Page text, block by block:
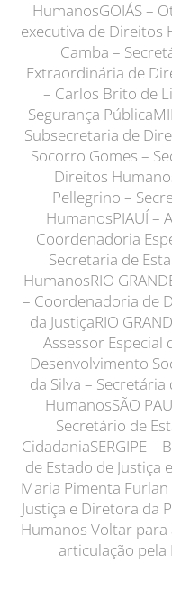
HumanosGOIÁS –
executiva de Direitos
Camba –
Extraordinária de
– Carlos Brito de
Segurança
Subsecretaria de
Socorro Gomes –
Direitos
Pellegrino –
HumanosPIAUÍ –
Coordenadoria
Secretaria de
HumanosRIO
– Coordenadoria de
da JustiçaRIO
Assessor Especial
Desenvolvimento
da Silva –
HumanosSÃO
Secretário de
CidadaniaSERGIPE
de Estado de Justiça
Maria Pimenta
Justiça e Diretora da
Humanos Voltar
articulação pela